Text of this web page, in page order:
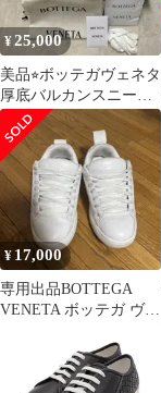
¥25,000
美品⭐︎ボッテガヴェネタ
厚底バルカンスニーカ
ー 37
¥ 17,000
専用出品BOTTEGA
VENETA ボッテガ ヴェ